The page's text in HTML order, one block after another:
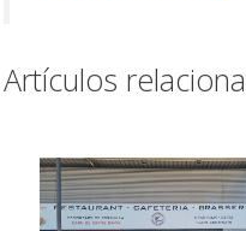
Artículos